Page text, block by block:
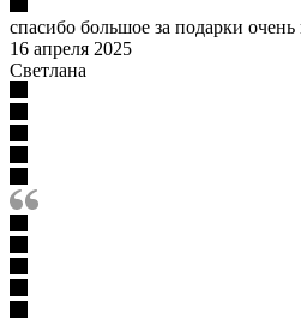
спасибо большое за подарки
16 апреля 2025
Светлана